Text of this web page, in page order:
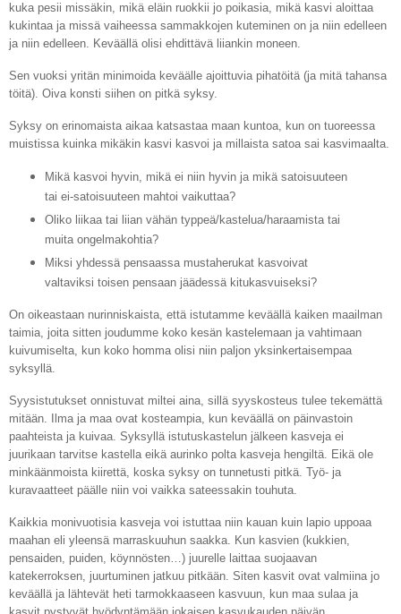
kuka pesii missäkin, mikä eläin ruokkii jo poikasia, mikä kasvi aloittaa
kukintaa ja missä vaiheessa sammakkojen kuteminen on ja niin edelleen
ja niin edelleen. Keväällä olisi ehdittävä liiankin moneen.
Sen vuoksi yritän minimoida keväälle ajoittuvia pihatöitä (ja mitä tahansa
töitä). Oiva konsti siihen on pitkä syksy.
Syksy on erinomaista aikaa katsastaa maan kuntoa, kun on tuoreessa
muistissa kuinka mikäkin kasvi kasvoi ja millaista satoa sai kasvimaalta.
Mikä kasvoi hyvin, mikä ei niin hyvin ja mikä satoisuuteen
tai ei-satoisuuteen mahtoi vaikuttaa?
Oliko liikaa tai liian vähän typpeä/kastelua/haraamista tai
muita ongelmakohtia?
Miksi yhdessä pensaassa mustaherukat kasvoivat
valtaviksi toisen pensaan jäädessä kitukasvuiseksi?
On oikeastaan nurinniskaista, että istutamme keväällä kaiken maailman
taimia, joita sitten joudumme koko kesän kastelemaan ja vahtimaan
kuivumiselta, kun koko homma olisi niin paljon yksinkertaisempaa
syksyllä.
Syysistutukset onnistuvat miltei aina, sillä syyskosteus tulee tekemättä
mitään. Ilma ja maa ovat kosteampia, kun keväällä on päinvastoin
paahteista ja kuivaa. Syksyllä istutuskastelun jälkeen kasveja ei
juurikaan tarvitse kastella eikä aurinko polta kasveja hengiltä. Eikä ole
minkäänmoista kiirettä, koska syksy on tunnetusti pitkä. Työ- ja
kuravaatteet päälle niin voi vaikka sateessakin touhuta.
Kaikkia monivuotisia kasveja voi istuttaa niin kauan kuin lapio uppoaa
maahan eli yleensä marraskuuhun saakka. Kun kasvien (kukkien,
pensaiden, puiden, köynnösten…) juurelle laittaa suojaavan
katekerroksen, juurtuminen jatkuu pitkään. Siten kasvit ovat valmiina jo
keväällä ja lähtevät heti tarmokkaaseen kasvuun, kun maa sulaa ja